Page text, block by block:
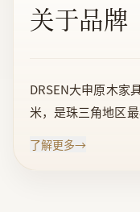
关于品牌
DRSEN大申原木家
米，是珠三角地区
了解更多→